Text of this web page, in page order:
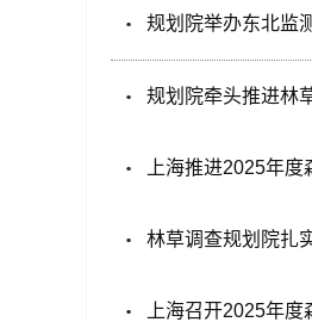
规划院举办东北监
规划院牵头推进林
上海推进2025年
林草调查规划院扎
上海召开2025年